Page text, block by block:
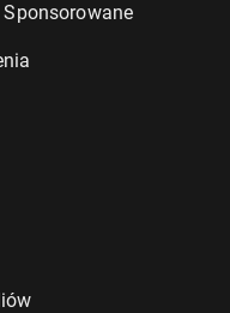
Sponsorowane